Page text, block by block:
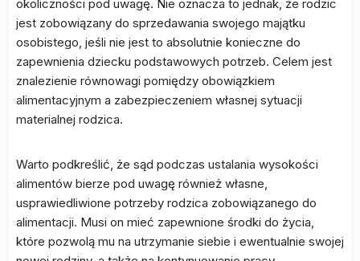
okoliczności pod uwagę. Nie oznacza to jednak, że rodzic
jest zobowiązany do sprzedawania swojego majątku
osobistego, jeśli nie jest to absolutnie konieczne do
zapewnienia dziecku podstawowych potrzeb. Celem jest
znalezienie równowagi pomiędzy obowiązkiem
alimentacyjnym a zabezpieczeniem własnej sytuacji
materialnej rodzica.
Warto podkreślić, że sąd podczas ustalania wysokości
alimentów bierze pod uwagę również własne,
usprawiedliwione potrzeby rodzica zobowiązanego do
alimentacji. Musi on mieć zapewnione środki do życia,
które pozwolą mu na utrzymanie siebie i ewentualnie swojej